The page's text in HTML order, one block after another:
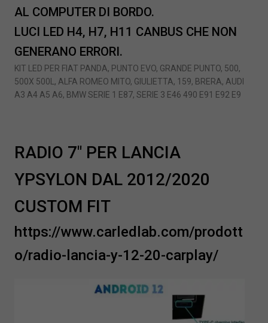
AL COMPUTER DI BORDO.
LUCI LED H4, H7, H11 CANBUS CHE NON
GENERANO ERRORI.
KIT LED PER FIAT PANDA, PUNTO EVO, GRANDE PUNTO, 500,
500X 500L, ALFA ROMEO MITO, GIULIETTA, 159, BRERA, AUDI
A3 A4 A5 A6, BMW SERIE 1 E87, SERIE 3 E46 490 E91 E92 E9
RADIO 7″ PER LANCIA
YPSYLON DAL 2012/2020
CUSTOM FIT
https://www.carledlab.com/prodott
o/radio-lancia-y-12-20-carplay/